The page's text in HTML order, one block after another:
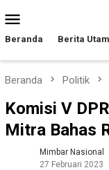
ke
Mobile
Beranda Berita
Beranda Politik
Komisi V
Mitra Bahas
Mimbar Nasional
27 Februari 2023